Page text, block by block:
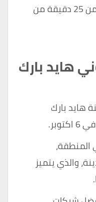
كذلك لا يستغرق الأمر أكثر من 25 دقيقة من
هايد بارك
هايد بارك
المنطقة،
والذي يتميز